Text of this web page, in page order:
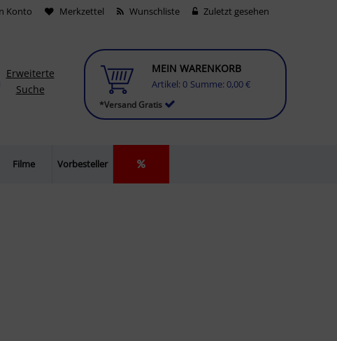
Konto Merkzettel Wunschliste Zuletzt gesehen
Erweiterte
Suche
*Versand Gratis
MEIN WARENKORB
Artikel: 0 Summe: 0,00 €
Filme Vorbesteller